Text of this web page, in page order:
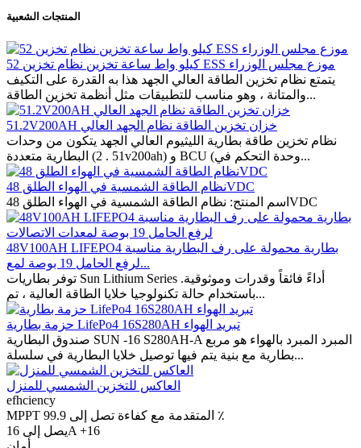
المنتجات الشعبية
52 كيلو واط ساعة تخزين نظام تخزين ESS موزع مجلس الوزراء
يتمتع نظام تخزين الطاقة العالي الجهد هذا به القدرة على التكيف
والمتانة ، وهو مناسب للتطبيقات مثل أنظمة تخزين الطاقة...
51.2V200AH خزان تخزين الطاقة نظام الجهد العالي
نظام تخزين طاقة بطارية الليثيوم العالي الجهد يتكون من وحدات
البطارية متعددة (51 . 2v200ah) و BCU (وحدة التحكم في...
نظام الطاقة الشمسية في الهواء الطلق 48VDC
اسم المنتج: نظام الطاقة الشمسية في الهواء الطلق 48VDC
48V100AH LIFEPO4 بطارية محمولة على رف البطارية مناسبة
لرفع الحامل 19 بوصة لمع...
توفر بطاريات Sun Lithium Series أداءً فائقاً وقدرات وموثوقية.
باستخدام حالة تكنولوجيا خلايا الطاقة العالية ، تم...
حزمة بطارية LifePo4 16S280AH تبريد الهواء
صندوق البطارية SUN -16 S280AH-A المبرد المبرد بالهواء هو مربع
بطارية مع بنية يتم فيها توصيل خلايا البطارية في سلسلة...
العاكس للتخزين الشمسي للمنزل
efhciency
MPPT المتقدمة مع كفاءة تصل إلى 99.9 ٪
يصل إلى 16A +16